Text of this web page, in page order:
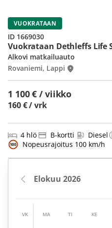
VUOKRATAAN
Vuokrataan Dethleffs Life
1 100 € / viikko
160 € / vrk
Alkovi matkailuauto
Rovaniemi, Lappi
ID 1669030
4 hlö B-kortti Diesel
Nopeusrajoitus 100 km/h
VK MA TI KE